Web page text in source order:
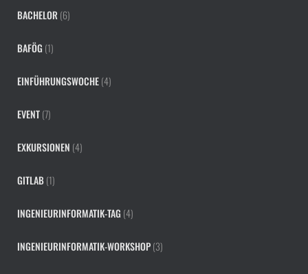
BACHELOR (6)
BAFÖG (1)
EINFÜHRUNGSWOCHE(4)
EVENT(7)
EXKURSIONEN (4)
GITLAB(1)
INGENIEURINFORMATIK-TAG (4)
INGENIEURINFORMATIK-WORKSHOP(3)